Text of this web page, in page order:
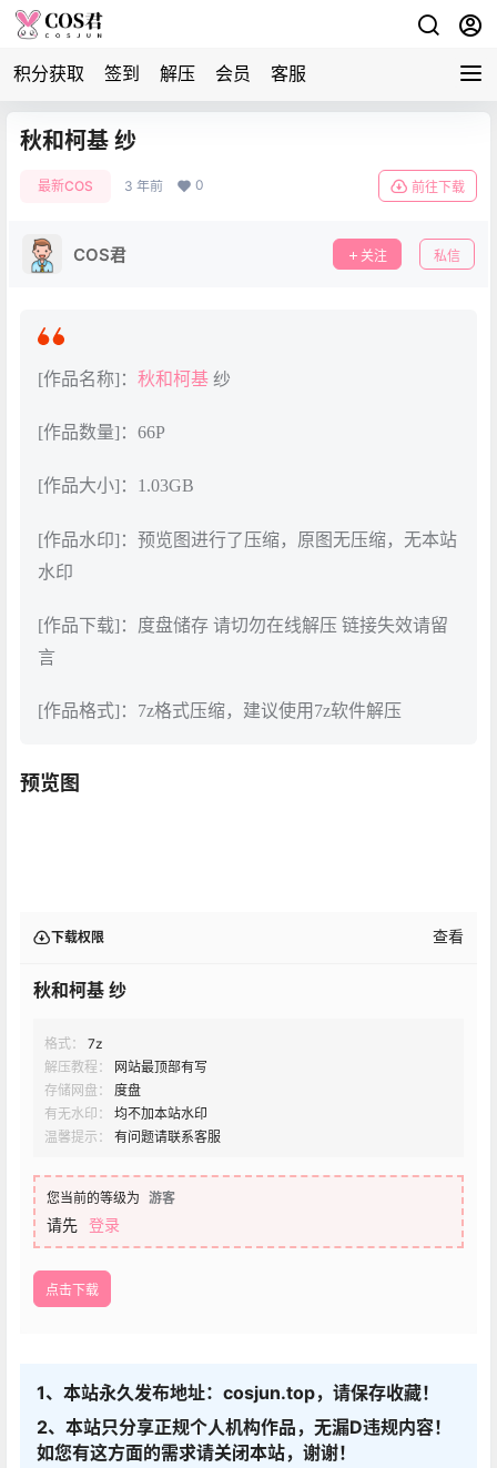
积分获取 签到 解压 会员 客服
秋和柯基 纱
最新COS 3 年前 0 前往下载
COS君 关注 私信
[作品名称]： 秋和柯基 纱
[作品数量]：66P
[作品大小]：1.03GB
[作品水印]：预览图进行了压缩，原图无压缩，无本站
水印
[作品下载]：度盘储存 请切勿在线解压 链接失效请留
言
[作品格式]：7z格式压缩，建议使用7z软件解压
预览图
下载权限 查看
秋和柯基 纱
格式：
7z
解压教程：
网站最顶部有写
存储网盘：
度盘
有无水印：
均不加本站水印
温馨提示：
有问题请联系客服
您当前的等级为 游客
请先 登录
点击下载
1、本站永久发布地址：cosjun.top，请保存收藏！
2、本站只分享正规个人机构作品，无漏D违规内容！
如您有这方面的需求请关闭本站，谢谢！